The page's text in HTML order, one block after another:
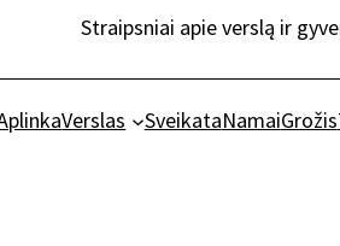
Straipsniai apie verslą ir
Verslas SveikataNamaiGrožis